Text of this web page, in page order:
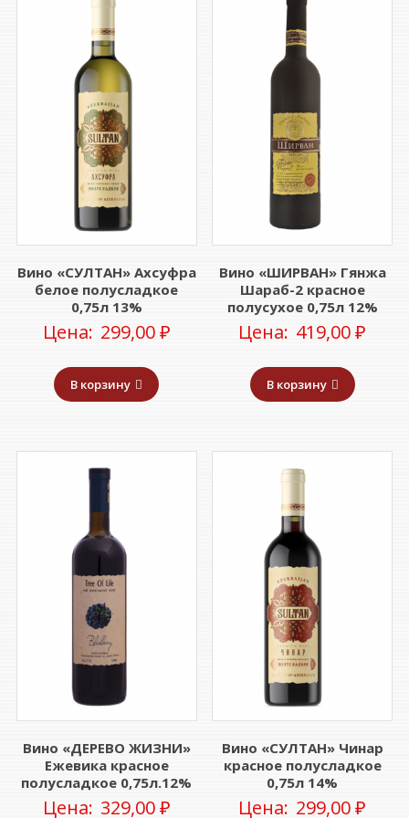
Вино «СУЛТАН» Ахсуфра
белое полусладкое
0,75л 13%
Цена: 299,00₽
В корзину
Вино «ШИРВАН» Гянжа
Шараб-2 красное
полусухое 0,75л 12%
Цена: 419,00₽
В корзину
Вино «ДЕРЕВО ЖИЗНИ»
Ежевика красное
полусладкое 0,75л.12%
Цена: 329,00₽
Вино «СУЛТАН» Чинар
красное полусладкое
0,75л 14%
Цена: 299,00₽